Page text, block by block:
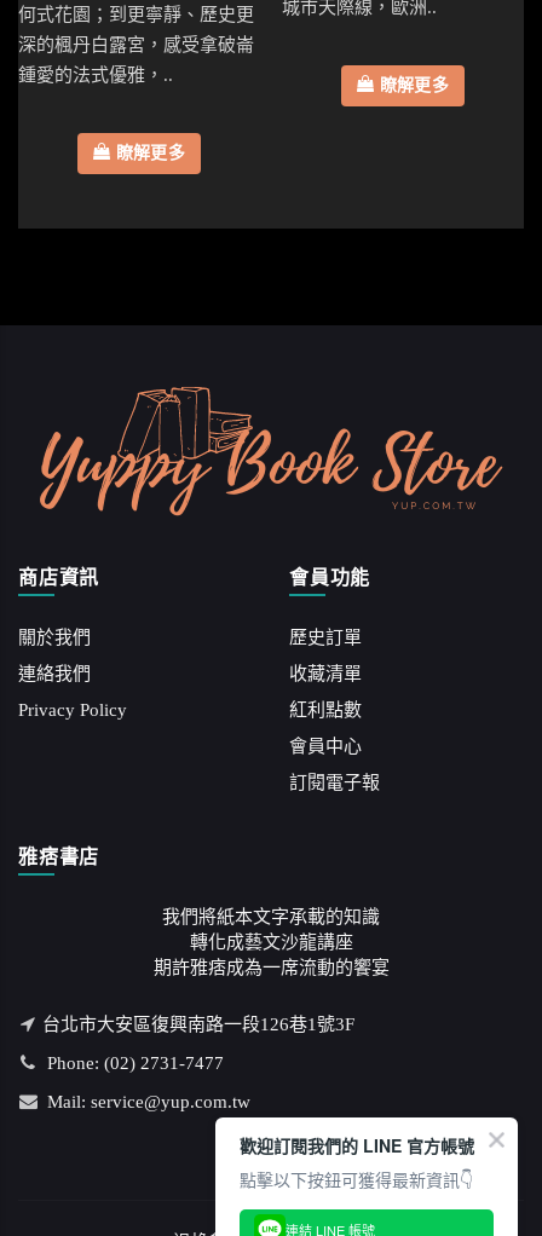
何式花園；到更寧靜、歷史更
深的楓丹白露宮，感受拿破崙
鍾愛的法式優雅，..
瞭解更多
城市天際線，歐洲..
瞭解更多
商店資訊
關於我們
連絡我們
Privacy Policy
會員功能
歷史訂單
收藏清單
紅利點數
會員中心
訂閱電子報
雅痞書店
我們將紙本文字承載的知識
轉化成藝文沙龍講座
期許雅痞成為一席流動的饗宴
台北市大安區復興南路一段126巷1號3F
Phone: (02) 2731-7477
Mail: service@yup.com.tw
歡迎訂閱我們的 LINE 官方帳號
點擊以下按鈕可獲得最新資訊👇
連結 LINE 帳號